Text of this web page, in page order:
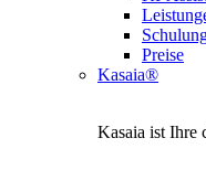
Preise
Kasaia®
Kasaia ist Ihre